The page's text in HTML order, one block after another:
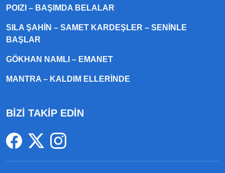
POIZI – BAŞIMDA BELALAR
SILA ŞAHIN – SAMET KARDEŞLER – SENINLE
BAŞLAR
GÖKHAN NAMLI – EMANET
MANTRA – KALDIM ELLERINDE
BİZİ TAKİP EDİN